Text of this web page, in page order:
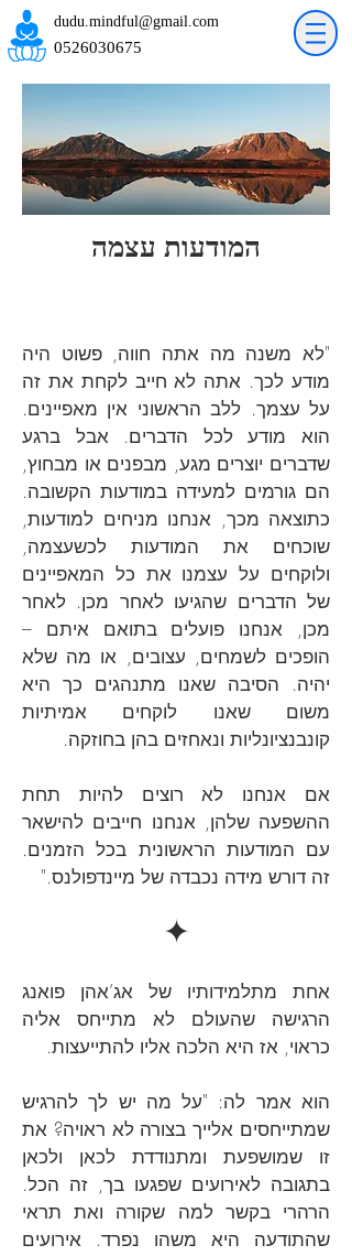
dudu.mindful@gmail.com
0526030675
המודעות עצמה
"לא משנה מה אתה חווה, פשוט היה
מודע לכך. אתה לא חייב לקחת את זה
על עצמך. ללב הראשוני אין מאפיינים.
הוא מודע לכל הדברים. אבל ברגע
שדברים יוצרים מגע, מבפנים או מבחוץ,
הם גורמים למעידה במודעות הקשובה.
כתוצאה מכך, אנחנו מניחים למודעות,
שוכחים את המודעות לכשעצמה,
ולוקחים על עצמנו את כל המאפיינים
של הדברים שהגיעו לאחר מכן. לאחר
מכן, אנחנו פועלים בתואם איתם –
הופכים לשמחים, עצובים, או מה שלא
יהיה. הסיבה שאנו מתנהגים כך היא
משום שאנו לוקחים אמיתיות
קונבנציונליות ונאחזים בהן בחוזקה.
אם אנחנו לא רוצים להיות תחת
ההשפעה שלהן, אנחנו חייבים להישאר
עם המודעות הראשונית בכל הזמנים.
זה דורש מידה נכבדה של מיינדפולנס."
✦
אחת מתלמידותיו של אג’אהן פואנג
הרגישה שהעולם לא מתייחס אליה
כראוי, אז היא הלכה אליו להתייעצות.
הוא אמר לה: "על מה יש לך להרגיש
שמתייחסים אלייך בצורה לא ראויה? את
זו שמושפעת ומתנודדת לכאן ולכאן
בתגובה לאירועים שפגעו בך, זה הכל.
הרהרי בקשר למה שקורה ואת תראי
שהתודעה היא משהו נפרד. אירועים